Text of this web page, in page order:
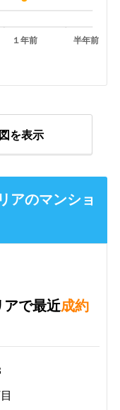
１年前 半年前
を表示
アのマンショ
で最近成約